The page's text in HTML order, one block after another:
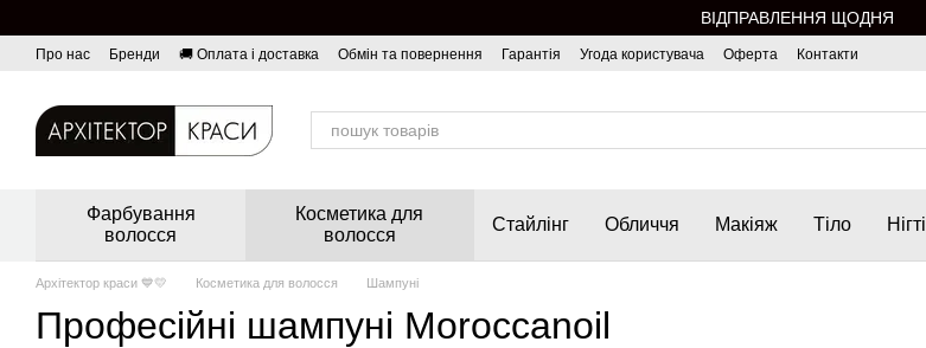
ВІДПРАВЛЕННЯ ЩОДНЯ
Про нас Бренди 🚚 Оплата і доставка Обмін та повернення Гарантія Угода користувача Оферта Контакти
Фарбування
волосся
Косметика для
волосся
Стайлінг Обличчя Макіяж Тіло Нігті
Архітектор краси 💙💛 Косметика для волосся Шампуні
Професійні шампуні Moroccanoil